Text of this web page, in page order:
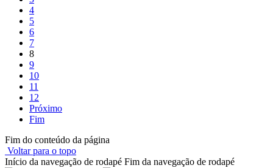
4
5
6
7
8
9
10
11
12
Próximo
Fim
Fim do conteúdo da página
Voltar para o topo
Início da navegação de rodapé Fim da navegação de rodapé